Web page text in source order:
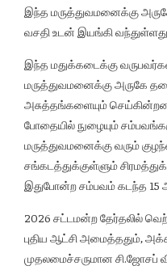
இந்த மருத்துவமனைக்கு
வசதி உடன் இயங்கி
இந்த மதுக்கடைக்கு
மருத்துவமனைக்கு அருகே
அசுத்தங்களையும்
போதையில் நுழையும்
மருத்துவமனைக்கு வரும்
சங்கடத்துக்குள்ளும்
இதுபோன்ற சம்பவம் கடந்த 15
2026 சட்டமன்ற தேர்தலில்
புதிய ஆட்சி அமைத்ததும்,
முதலமைச்சருமான சி.ஜோசப்